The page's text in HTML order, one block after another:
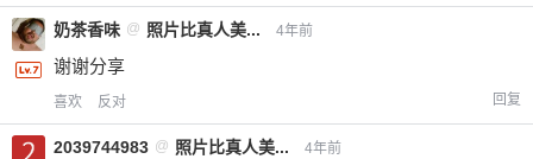
¥
奶茶香味 @ 照片比真人美... 4年前
谢谢分享
喜欢 反对 回复
2039744983 @ 照片比真人美... 4年前
限。